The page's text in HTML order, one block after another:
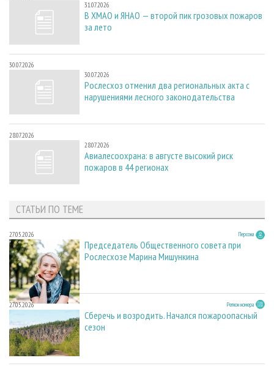
31.07.2026
В ХМАО и ЯНАО — второй пик грозовых пожаров
за лето
30.07.2026
30.07.2026
Рослесхоз отменил два региональных акта с
нарушениями лесного законодательства
28.07.2026
28.07.2026
Авиалесоохрана: в августе высокий риск
пожаров в 44 регионах
СТАТЬИ ПО ТЕМЕ
27.05.2026 Персона
Председатель Общественного совета при
Рослесхозе Марина Мишункина
27.05.2026 Регион номера
Сберечь и возродить. Начался пожароопасный
сезон